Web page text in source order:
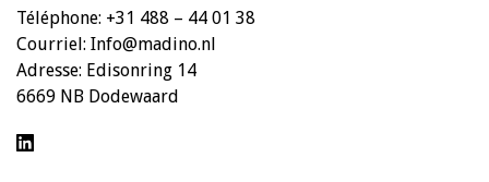
Téléphone: +31 488 – 44 01 38
Courriel: Info@madino.nl
Adresse: Edisonring 14
6669 NB Dodewaard